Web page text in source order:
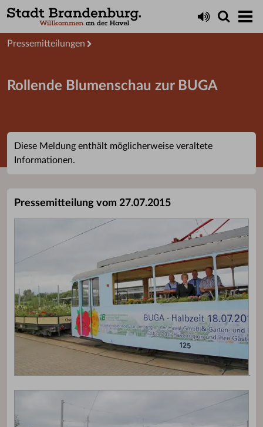
Presseservice
Pressemitteilungen
Rollende Blumenschau zur BUGA
Diese Meldung enthält möglicherweise veraltete
Informationen.
Pressemitteilung vom 27.07.2015